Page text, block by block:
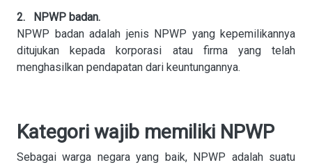
2. NPWP badan.
NPWP badan adalah jenis NPWP yang kepemilikannya
ditujukan kepada korporasi atau firma yang telah
menghasilkan pendapatan dari keuntungannya.
Kategori wajib memiliki NPWP
Sebagai warga negara yang baik, NPWP adalah suatu